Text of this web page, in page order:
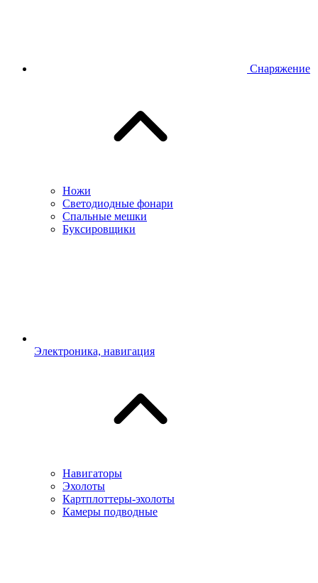
Снаряжение
Ножи
Светодиодные фонари
Спальные мешки
Буксировщики
Электроника, навигация
Навигаторы
Эхолоты
Картплоттеры-эхолоты
Камеры подводные